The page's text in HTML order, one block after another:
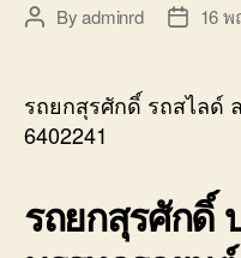
PostByadminrd
Post16 พ
รถยกสุรศักดิ์ รถสไลด์
6402241
รถยกสุรศักดิ์